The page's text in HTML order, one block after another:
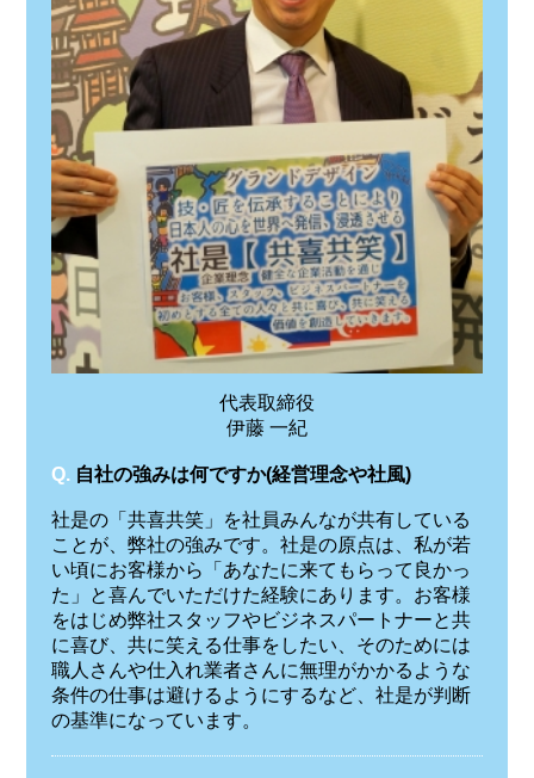
代表取締役
伊藤 一紀
Q. 自社の強みは何ですか(経営理念や社風)
社是の「共喜共笑」を社員みんなが共有している
ことが、弊社の強みです。社是の原点は、私が若
い頃にお客様から「あなたに来てもらって良かっ
た」と喜んでいただけた経験にあります。お客様
をはじめ弊社スタッフやビジネスパートナーと共
に喜び、共に笑える仕事をしたい、そのためには
職人さんや仕入れ業者さんに無理がかかるような
条件の仕事は避けるようにするなど、社是が判断
の基準になっています。